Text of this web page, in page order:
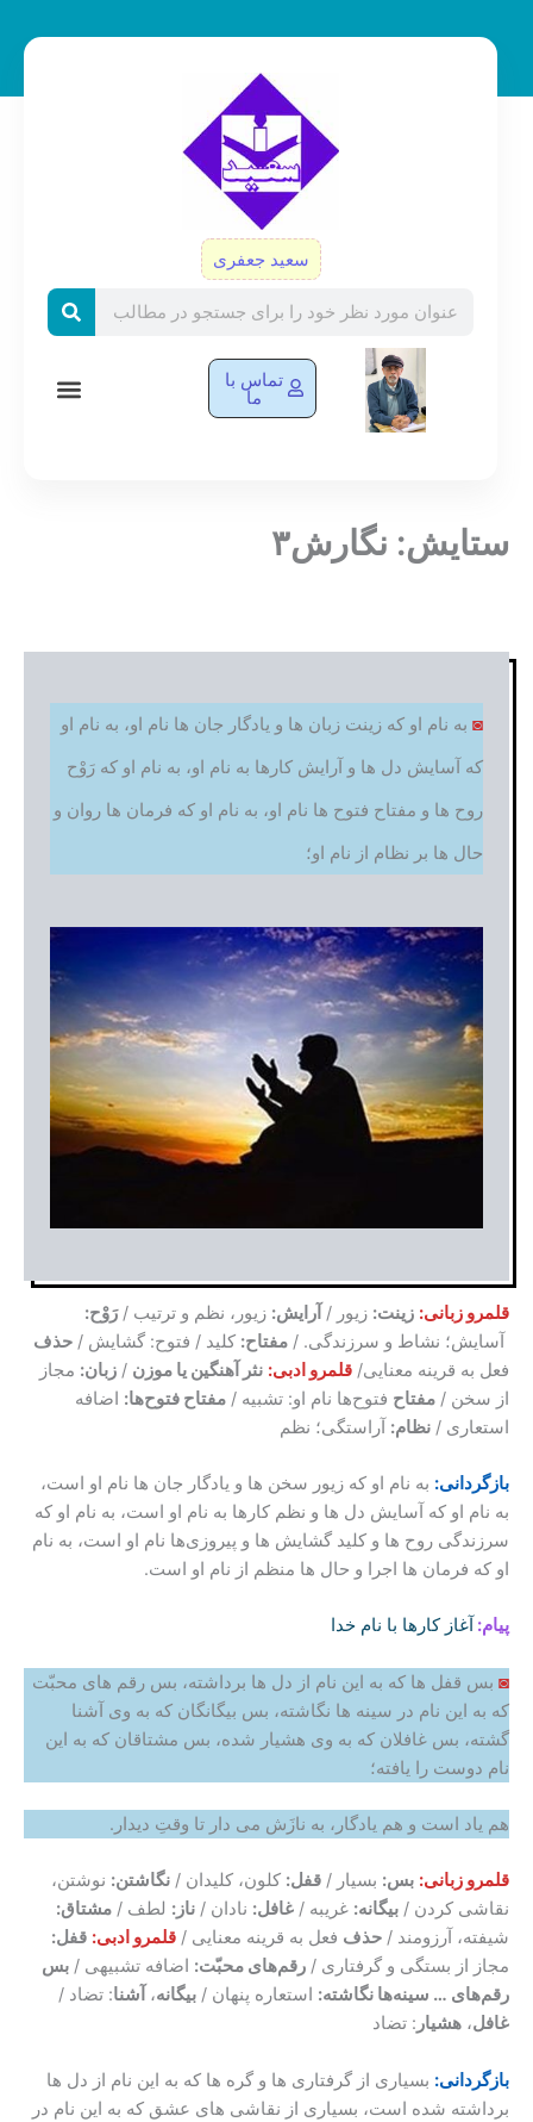
سعید جعفری
تماس با
ما
ستایش: نگارش۳
◙به نام او که زینت زبان ها و یادگار جان ها نام او، به نام او
که آسایش دل ها و آرایش کارها به نام او، به نام او که رَوْح
روح ها و مفتاح فتوح ها نام او، به نام او که فرمان ها روان و
حال ها بر نظام از نام او؛
قلمرو زبانی: زینت: زیور / آرایش: زیور، نظم و ترتیب /رَوْح:
آسایش؛ نشاط و سرزندگی. / مفتاح: کلید / فتوح: گشایش / حذف
فعل به قرینه معنایی/ قلمرو ادبی: نثر آهنگین یا موزن / زبان: مجاز
از سخن / مفتاح فتوح‌ها نام او: تشبیه / مفتاح فتوح‌ها: اضافه
استعاری / نظام: آراستگی؛ نظم
بازگردانی: به نام او که زیور سخن ها و یادگار جان ها نام او است،
به نام او که آسایش دل ها و نظم کارها به نام او است، به نام او که
سرزندگی روح ها و کلید گشایش ها و پیروزی‌ها نام او است، به نام
او که فرمان ها اجرا و حال ها منظم از نام او است.
پیام: آغاز کارها با نام خدا
◙ بس قفل ها که به این نام از دل ها برداشته، بس رقم های محبّت
که به این نام در سینه ها نگاشته، بس بیگانگان که به وی آشنا
گشته، بس غافلان که به وی هشیار شده، بس مشتاقان که به این
نام دوست را یافته؛
هم یاد است و هم یادگار، به نازَش می دار تا وقتِ دیدار.
قلمرو زبانی: بس: بسیار / قفل: کلون، کلیدان / نگاشتن: نوشتن،
نقاشی کردن / بیگانه: غریبه / غافل: نادان / ناز: لطف / مشتاق:
شیفته، آرزومند / حذف فعل به قرینه معنایی / قلمرو ادبی: قفل:
مجاز از بستگی و گرفتاری / رقم‌های محبّت: اضافه تشبیهی / بس
رقم‌های … سینه‌ها نگاشته: استعاره پنهان / بیگانه، آشنا: تضاد /
غافل، هشیار : تضاد
بازگردانی: بسیاری از گرفتاری ها و گره ها که به این نام از دل ها
برداشته شده است، بسیاری از نقاشی های عشق که به این نام در